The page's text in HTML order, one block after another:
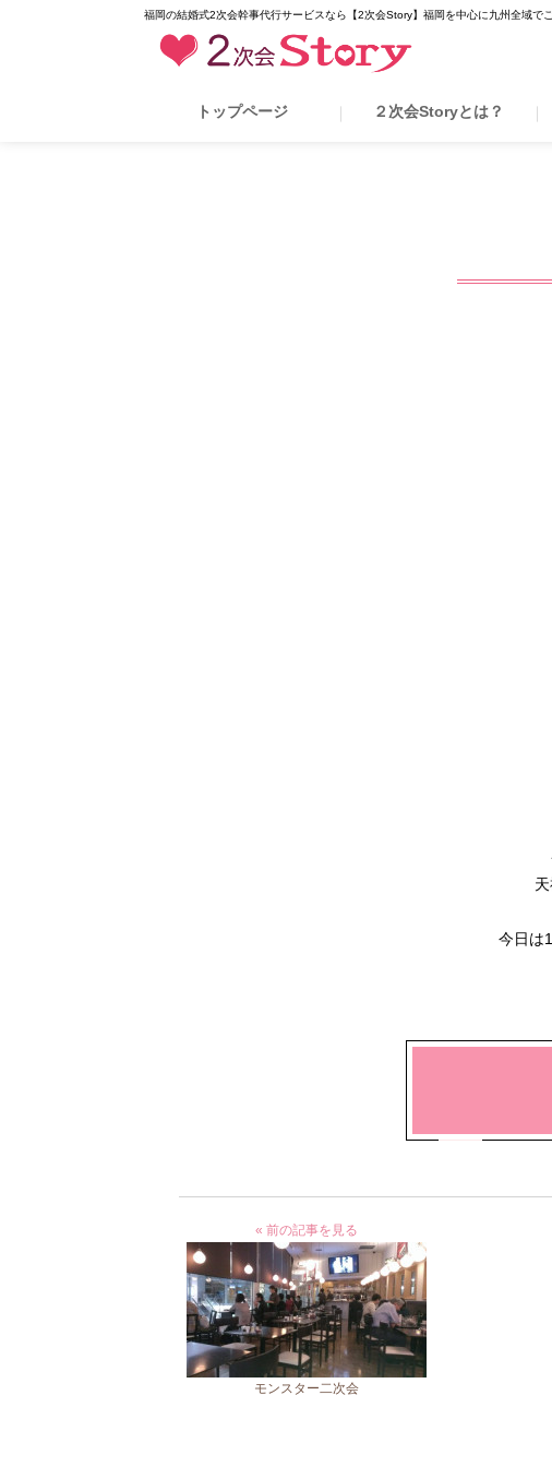
福岡の結婚式2次会幹事代行サービスなら【2次会Story】福岡を中心に九州全域で
トップページ ２次会Storyとは？
今日は
« 前の記事を見る
モンスター二次会